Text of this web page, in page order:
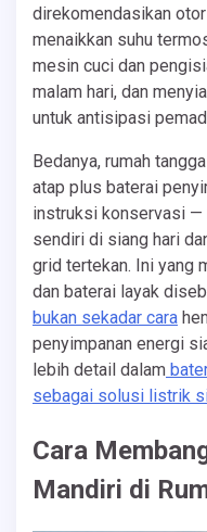
direkomendasikan
menaikkan suhu
mesin cuci dan
malam hari, dan
untuk antisipasi
Bedanya, rumah
atap plus baterai
instruksi konservasi
sendiri di siang hari
grid tertekan. Ini yang
dan baterai layak
bukan sekadar cara
penyimpanan energi
lebih detail dalam
sebagai solusi listrik
Cara
Mandiri di